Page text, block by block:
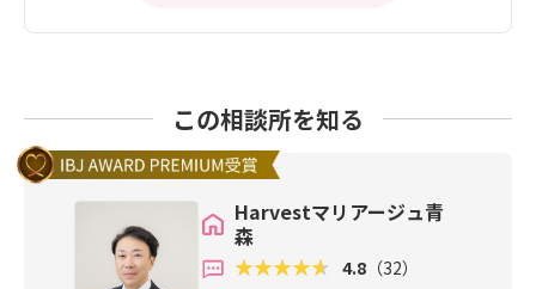
この相談所を知る
Harvestマリアージュ青
森
4.8 （32）